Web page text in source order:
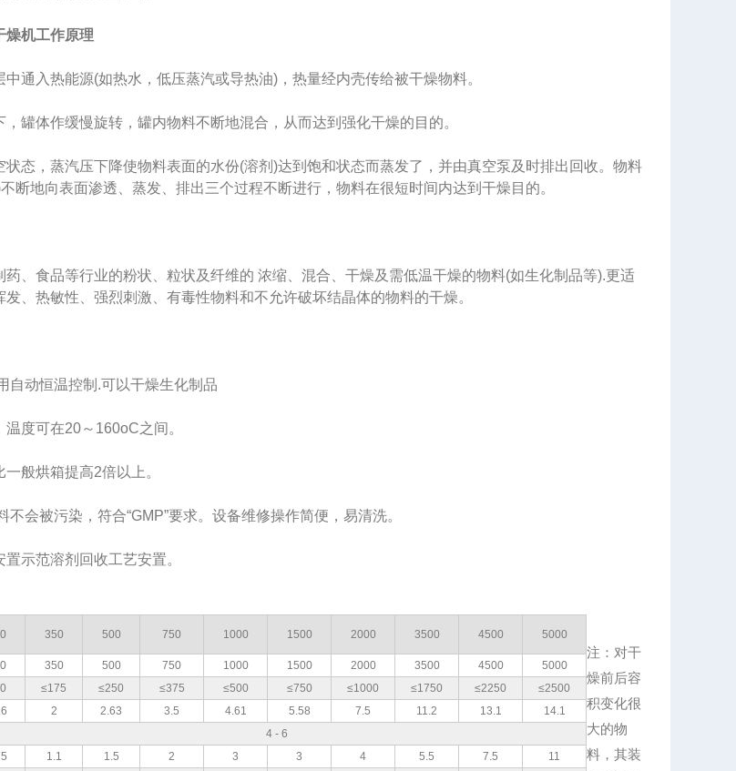
燥机工作原理
入热能源(如热水，低压蒸汽或导热油)，热量经内壳传给被干燥物料。
体作缓慢旋转，罐内物料不断地混合，从而达到强化干燥的目的。
，蒸汽压下降使物料表面的水份(溶剂)达到饱和状态而蒸发了，并由真空泵及时排出回收。物料
断地向表面渗透、蒸发、排出三个过程不断进行，物料在很短时间内达到干燥目的。
食品等行业的粉状、粒状及纤维的 浓缩、混合、干燥及需低温干燥的物料(如生化制品等).更适
发、热敏性、强烈刺激、有毒性物料和不允许破坏结晶体的物料的干燥。
动恒温控制.可以干燥生化制品
度可在20～160oC之间。
般烘箱提高2倍以上。
被污染，符合“GMP”要求。设备维修操作简便，易清洗。
范溶剂回收工艺安置。
350 500 750 1000 1500 2000 3500 4500 5000
350 500 750 1000 1500 2000 3500 4500
5000
≤175 ≤250 ≤375 ≤500 ≤750 ≤1000 ≤1750 ≤2250
≤2500
2 2.63 3.5 4.61 5.58 7.5 11.2 13.1
14.1
4 - 6
1.1 1.5 2 3 3 4 5.5 7.5
11
注：对干
燥前后容
积变化很
大的物
料，其装